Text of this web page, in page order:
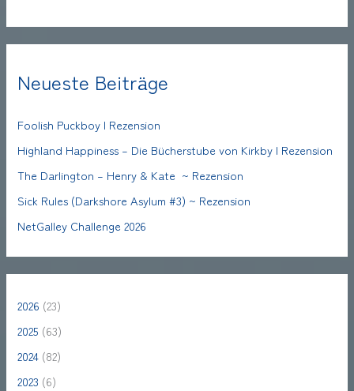
Neueste Beiträge
Foolish Puckboy | Rezension
Highland Happiness – Die Bücherstube von Kirkby | Rezension
The Darlington – Henry & Kate ~ Rezension
Sick Rules (Darkshore Asylum #3) ~ Rezension
NetGalley Challenge 2026
2026 (23)
2025 (63)
2024 (82)
2023 (6)